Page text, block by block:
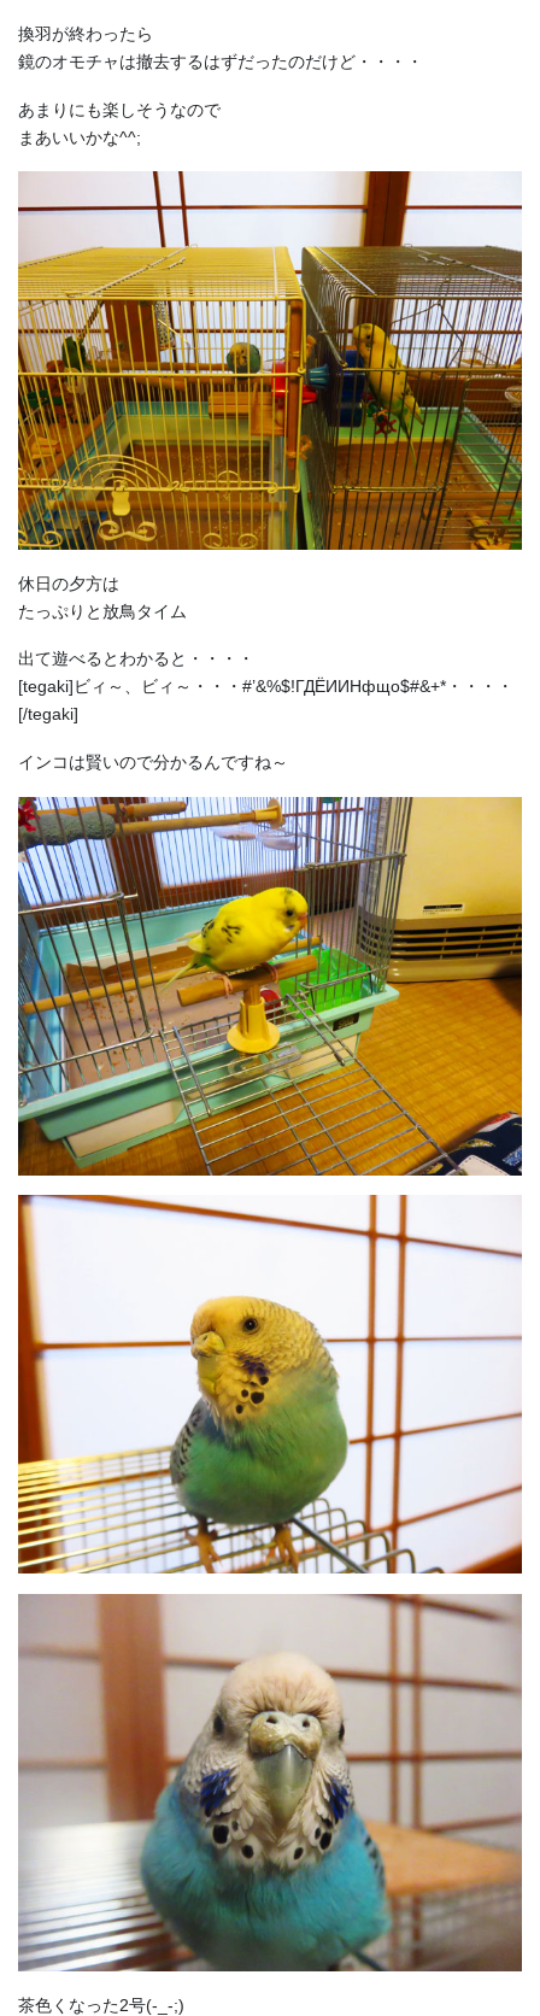
換羽が終わったら
鏡のオモチャは撤去するはずだったのだけど・・・・
あまりにも楽しそうなので
まあいいかな^^;
休日の夕方は
たっぷりと放鳥タイム
出て遊べるとわかると・・・・
[tegaki]ビィ～、ビィ～・・・#’&%$!ГДЁИИНфщо$#&+*・・・・
[/tegaki]
インコは賢いので分かるんですね～
茶色くなった2号(-_-;)